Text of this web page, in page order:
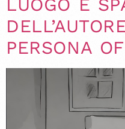
LUOGO E
PERSONA